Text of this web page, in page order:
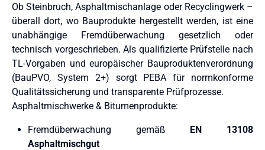
Ob Steinbruch, Asphaltmischanlage oder Recyclingwerk –
überall dort, wo Bauprodukte hergestellt werden, ist eine
unabhängige Fremdüberwachung gesetzlich oder
technisch vorgeschrieben. Als qualifizierte Prüfstelle nach
TL-Vorgaben und europäischer Bauproduktenverordnung
(BauPVO, System 2+) sorgt PEBA für normkonforme
Qualitätssicherung und transparente Prüfprozesse.
Asphaltmischwerke & Bitumenprodukte:
Fremdüberwachung gemäß EN 13108
Asphaltmischgut